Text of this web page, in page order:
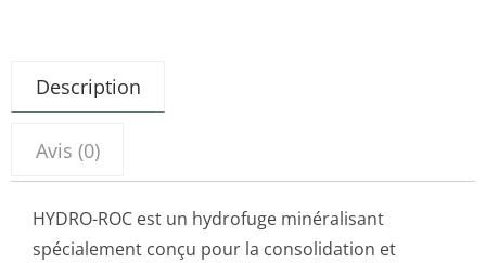
Description
Avis (0)
HYDRO-ROC est un hydrofuge minéralisant
spécialement conçu pour la consolidation et